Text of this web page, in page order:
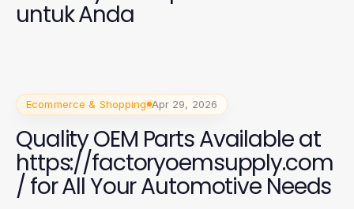
untuk Anda
Ecommerce & Shopping Apr 29, 2026
Quality OEM Parts Available at
https://factoryoemsupply.com
/ for All Your Automotive Needs